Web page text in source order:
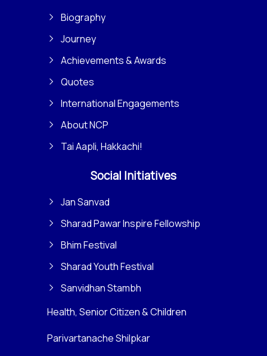
Biography
Journey
Achievements & Awards
Quotes
International Engagements
About NCP
Tai Aapli, Hakkachi!
Social Initiatives
Jan Sanvad
Sharad Pawar Inspire Fellowship
Bhim Festival
Sharad Youth Festival
Sanvidhan Stambh
Health, Senior Citizen & Children
Parivartanache Shilpkar